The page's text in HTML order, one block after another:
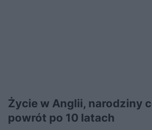
Życie w Anglii, narodziny
powrót po 10 latach